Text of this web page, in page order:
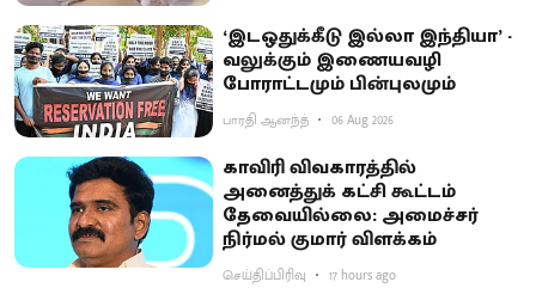
‘இடஒதுக்கீடு இல்லா இந்தியா’ -
வலுக்கும் இணையவழி
போராட்டமும் பின்புலமும்
பாரதி ஆனந்த் 06 Aug 2026
காவிரி விவகாரத்தில்
அனைத்துக் கட்சி கூட்டம்
தேவையில்லை: அமைச்சர்
நிர்மல் குமார் விளக்கம்
செய்திப்பிரிவு 17 hours ago